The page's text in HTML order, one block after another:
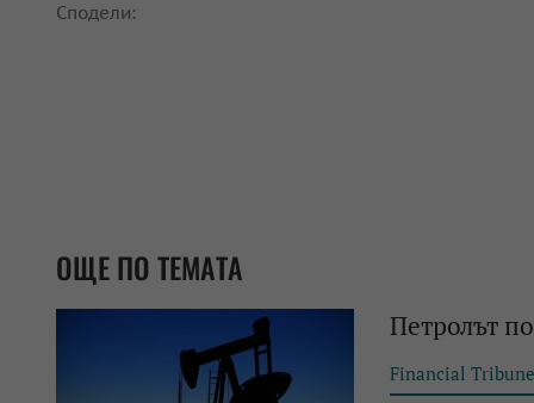
Сподели:
ОЩЕ ПО ТЕМАТА
Петролът
Financial Tribune